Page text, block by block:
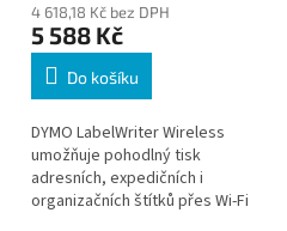
dpi, černá
4 618,18 Kč bez DPH
5 588 Kč
Do košíku
DYMO LabelWriter Wireless
umožňuje pohodlný tisk
adresních, expedičních i
organizačních štítků přes Wi-Fi